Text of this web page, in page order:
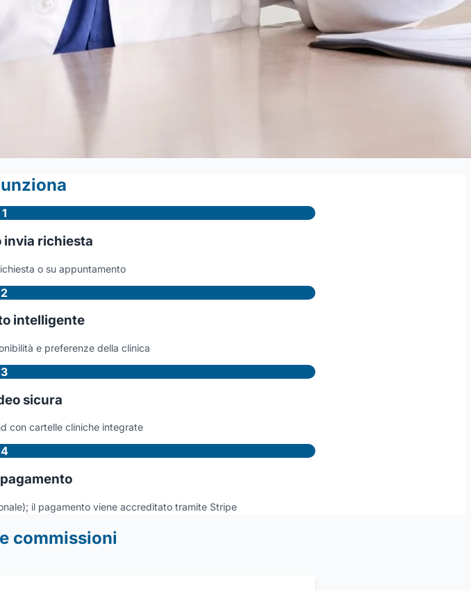
1
invia richiesta
o su appuntamento
2
intelligente
e preferenze della clinica
3
sicura
con cartelle cliniche integrate
4
il pagamento viene accreditato tramite Stripe
commissioni